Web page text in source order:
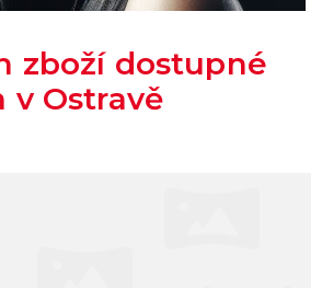
zboží dostupné
v Ostravě